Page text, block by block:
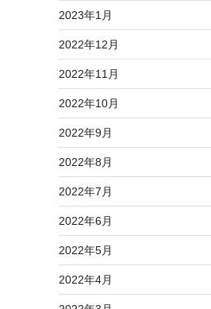
2023年1月
2022年12月
2022年11月
2022年10月
2022年9月
2022年8月
2022年7月
2022年6月
2022年5月
2022年4月